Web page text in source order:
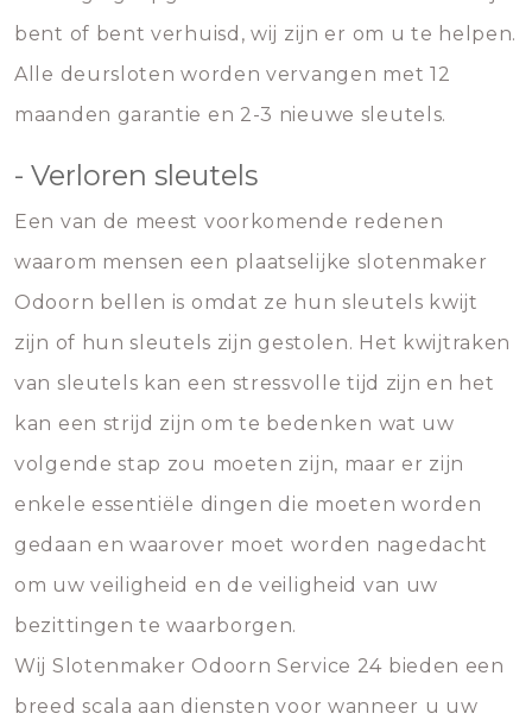
bent of bent verhuisd, wij zijn er om u te helpen.
Alle deursloten worden vervangen met 12
maanden garantie en 2-3 nieuwe sleutels.
- Verloren sleutels
Een van de meest voorkomende redenen
waarom mensen een plaatselijke slotenmaker
Odoorn bellen is omdat ze hun sleutels kwijt
zijn of hun sleutels zijn gestolen. Het kwijtraken
van sleutels kan een stressvolle tijd zijn en het
kan een strijd zijn om te bedenken wat uw
volgende stap zou moeten zijn, maar er zijn
enkele essentiële dingen die moeten worden
gedaan en waarover moet worden nagedacht
om uw veiligheid en de veiligheid van uw
bezittingen te waarborgen.
Wij Slotenmaker Odoorn Service 24 bieden een
breed scala aan diensten voor wanneer u uw